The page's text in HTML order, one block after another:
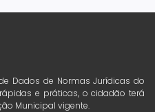
Dados de Normas Jurídicas do
e práticas, o cidadão terá
Municipal vigente.